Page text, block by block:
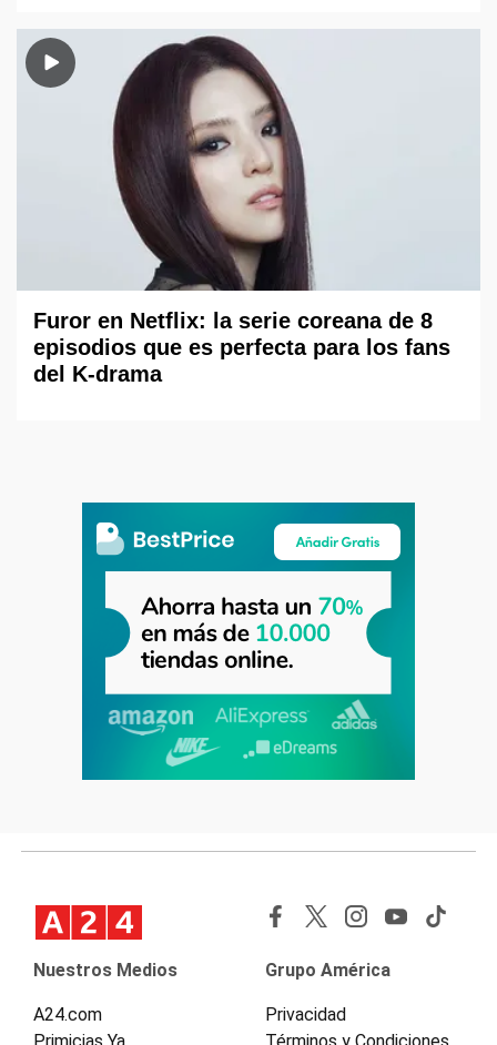
Furor en Netflix: la serie coreana de 8
episodios que es perfecta para los fans
del K-drama
Nuestros Medios
A24.com
Grupo América
Privacidad